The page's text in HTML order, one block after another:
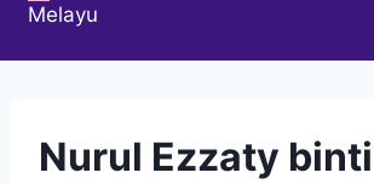
Melayu
Nurul Ezzaty binti